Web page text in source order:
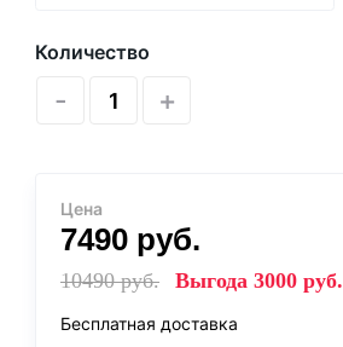
Количество
- +
Цена
7490 руб.
10490руб. Выгода 3000 руб.
Бесплатная доставка